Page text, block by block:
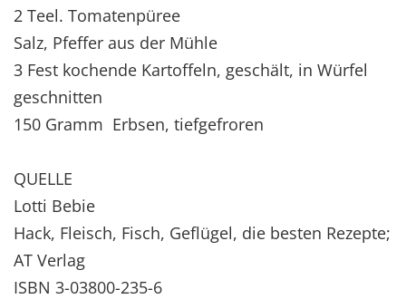
2 Teel. Tomatenpüree
Salz, Pfeffer aus der Mühle
3 Fest kochende Kartoffeln, geschält, in Würfel
geschnitten
150 Gramm Erbsen, tiefgefroren
QUELLE
Lotti Bebie
Hack, Fleisch, Fisch, Geflügel, die besten Rezepte;
AT Verlag
ISBN 3-03800-235-6